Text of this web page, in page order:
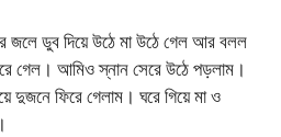
জলে ডুব দিয়ে উঠে মা উঠে গেল আর বলল
গেল। আমিও স্নান সেরে উঠে পড়লাম।
দুজনে ফিরে গেলাম। ঘরে গিয়ে মা ও